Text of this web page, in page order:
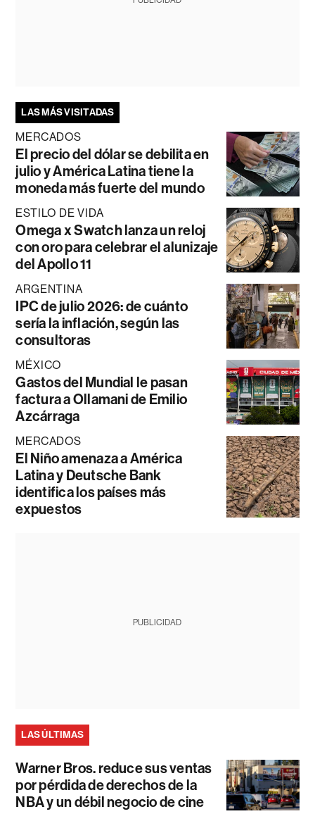
LAS MÁS VISITADAS
MERCADOS
El precio del dólar se debilita en
julio y América Latina tiene la
moneda más fuerte del mundo
ESTILO DE VIDA
Omega x Swatch lanza un reloj
con oro para celebrar el alunizaje
del Apollo 11
ARGENTINA
IPC de julio 2026: de cuánto
sería la inflación, según las
consultoras
MÉXICO
Gastos del Mundial le pasan
factura a Ollamani de Emilio
Azcárraga
MERCADOS
El Niño amenaza a América
Latina y Deutsche Bank
identifica los países más
expuestos
PUBLICIDAD
LAS ÚLTIMAS
Warner Bros. reduce sus ventas
por pérdida de derechos de la
NBA y un débil negocio de cine